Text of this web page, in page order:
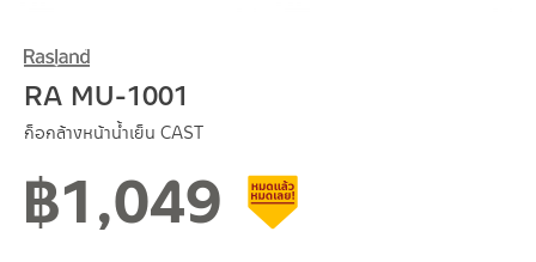
RA MU-1001
ก็อกล้างหน้าน้ำเย็น CAST
฿1,049